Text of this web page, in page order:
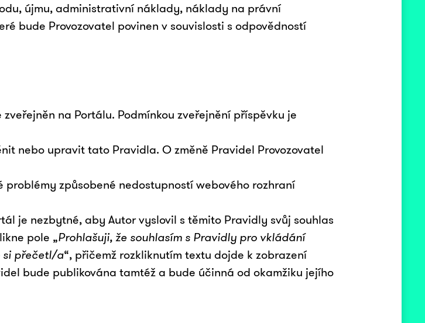
újmu, administrativní náklady, náklady na právní
bude Provozovatel povinen v souvislosti s odpovědností
na Portálu. Podmínkou zveřejnění příspěvku je
nebo upravit tato Pravidla. O změně Pravidel Provozovatel
způsobené nedostupností webového rozhraní
je nezbytné, aby Autor vyslovil s těmito Pravidly svůj souhlas
pole „Prohlašuji, že souhlasím s Pravidly pro vkládání
si přečetl/a“, přičemž rozkliknutím textu dojde k zobrazení
bude publikována tamtéž a bude účinná od okamžiku jejího